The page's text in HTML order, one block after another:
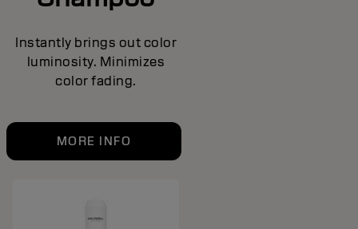
Instantly brings out color
luminosity. Minimizes
color fading.
MORE INFO